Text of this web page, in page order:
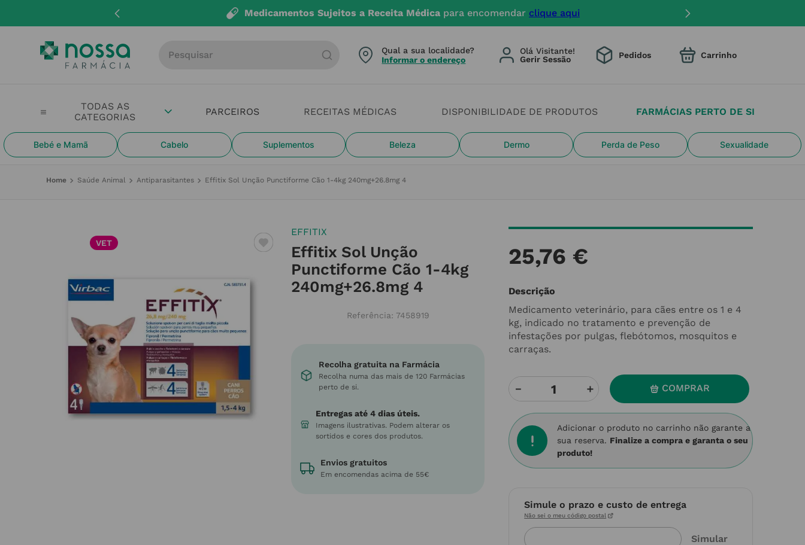
Medicamentos Sujeitos a Receita Médica para encomendar clique aqui
PARCEIROS RECEITAS MÉDICAS DISPONIBILIDADE DE PRODUTOS FARMÁCIAS PERTO DE SI
Bebé e Mamã Cabelo Suplementos Beleza Dermo Perda de Peso Sexualidade
Qual a sua localidade?
Informar o endereço
Olá Visitante! Pedidos
Saúde Animal Antiparasitantes Effitix Sol Unção Punctiforme Cão 1-4kg 240mg+26.8mg 4
VET
EFFITIX
Effitix Sol Unção
Punctiforme Cão 1-4kg
240mg+26.8mg 4
Referência: 7458919
Recolha gratuita na Farmácia
Recolha numa das mais de 120 Farmácias
perto de si.
Entregas até 4 dias úteis.
Imagens ilustrativas. Podem alterar os
sortidos e cores dos produtos.
Envios gratuitos
Em encomendas acima de 55€
25,76 €
Descrição
Medicamento veterinário, para cães entre os 1 e 4
kg, indicado no tratamento e prevenção de
infestações por pulgas, flebótomos, mosquitos e
carraças.
＋
－ COMPRAR
Adicionar o produto no carrinho não garante a
sua reserva. Finalize a compra e garanta o seu
produto!
Simule o prazo e custo de entrega
Não sei o meu código postal